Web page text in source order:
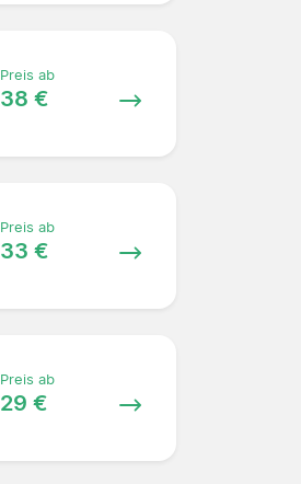
Preis ab
38 €
Preis ab
33 €
Preis ab
29 €